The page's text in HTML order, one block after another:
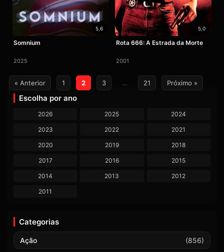
5,6
Somnium
2025
5,0
Rota 666: A Estrada da Morte
2001
Paginação
de
posts
« Anterior 1 2 3 … 21 Próximo »
Escolha por ano
2026 2025 2024
2023 2022 2021
2020 2019 2018
2017 2016 2015
2014 2013 2012
2011
Categorias
Ação (856)